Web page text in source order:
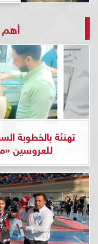
أهم
تهنئة بالخطوبة
للعروسين